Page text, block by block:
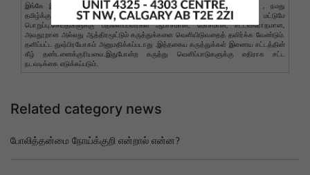
இங்கே இடுகையிடப்பட்ட கருத்துகள் வாசகர்களுக்கு மட்டுமே சொந்தமானது , நமது
தமிழ்க்கு அதில் எந்தப் பங்கும் இல்லை. கருத்துகளுக்கு ஆசிரியர் மட்டுமே
பொறுப்பு.செய்திகளுக்கு பதிலளிப்பவர்கள் ஆபாசமான, மோசமான, சட்டவிரோதமான,
அவதூறான அல்லது ஆத்திரமூட்டும் கருத்துக்களை வெளியிடுவதைத் தவிர்க்க வேண்டும்.
தனிப்பட்ட துஷ்பிரயோகம் அனுமதிக்கப்படாது .இத்தகைய கருத்துக்கள் இணைய சட்டத்தின்
கீழ் தண்டனைக்குரியவை.இதுபோன்ற கருத்து வெளிப்பாடுகளுக்கு எதிராக சட்ட
நடவடிக்கை எடுக்கப்படும்.
Related category news
போலித்தன்மை நோய்க்குறி என்றால் என்ன?